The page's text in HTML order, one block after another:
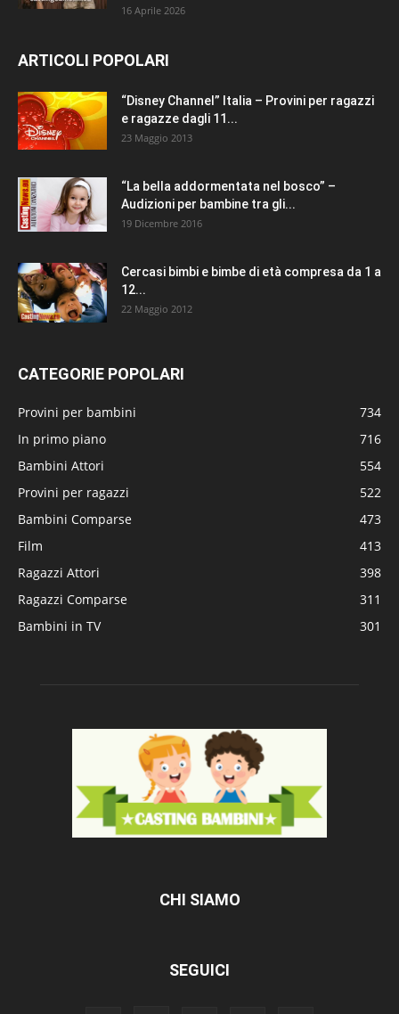
16 Aprile 2026
ARTICOLI POPOLARI
“Disney Channel” Italia – Provini per ragazzi
e ragazze dagli 11...
23 Maggio 2013
“La bella addormentata nel bosco” –
Audizioni per bambine tra gli...
19 Dicembre 2016
Cercasi bimbi e bimbe di età compresa da 1 a
12...
22 Maggio 2012
CATEGORIE POPOLARI
Provini per bambini
734
In primo piano
716
Bambini Attori
554
Provini per ragazzi
522
Bambini Comparse
473
Film
413
Ragazzi Attori
398
Ragazzi Comparse
311
Bambini in TV
301
CHI SIAMO
SEGUICI